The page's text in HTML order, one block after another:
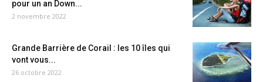
pour un an Down...
2 novembre 2022
Grande Barrière de Corail : les 10 îles qui
vont vous...
26 octobre 2022